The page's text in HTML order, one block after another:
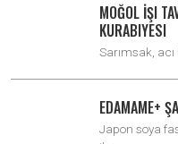
MOĞOL İŞI
KURABIYESI
Sarımsak, acı
EDAMAME+
Japon soya